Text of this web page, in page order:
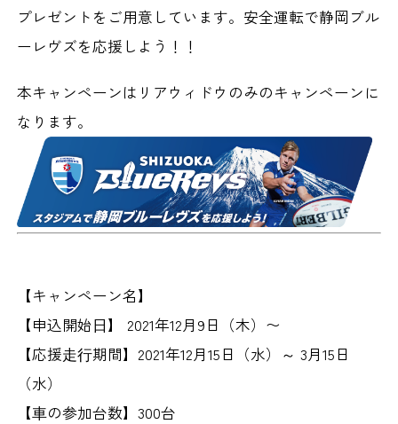
プレゼントをご用意しています。安全運転で静岡ブル
ーレヴズを応援しよう！！
本キャンペーンはリアウィドウのみのキャンペーンに
なります。
【キャンペーン名】
【申込開始⽇】
2021年12月9日（木）〜
【応援⾛⾏期間】 2021年12月15日（水）～ 3月15日
（水）
【⾞の参加台数】300台